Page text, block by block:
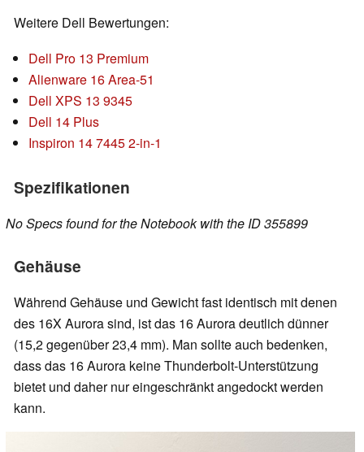
Weitere Dell Bewertungen:
Dell Pro 13 Premium
Alienware 16 Area-51
Dell XPS 13 9345
Dell 14 Plus
Inspiron 14 7445 2-in-1
Spezifikationen
No Specs found for the Notebook with the ID 355899
Gehäuse
Während Gehäuse und Gewicht fast identisch mit denen
des 16X Aurora sind, ist das 16 Aurora deutlich dünner
(15,2 gegenüber 23,4 mm). Man sollte auch bedenken,
dass das 16 Aurora keine Thunderbolt-Unterstützung
bietet und daher nur eingeschränkt angedockt werden
kann.